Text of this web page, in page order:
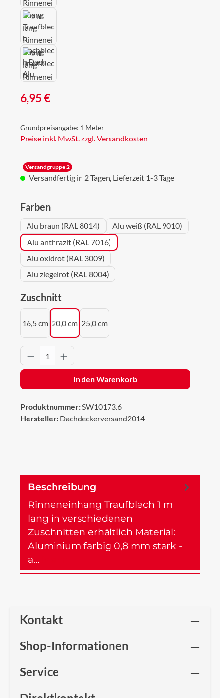
Regulärer Preis:
6,95 €
Grundpreisangabe: 1 Meter
Preise inkl. MwSt. zzgl. Versandkosten
Versandgruppe 2
Versandfertig in 2 Tagen, Lieferzeit 1-3 Tage
Farbenauswählen
Alu braun (RAL 8014)
Alu weiß (RAL 9010)
Alu anthrazit (RAL 7016)
Alu oxidrot (RAL 3009)
Alu ziegelrot (RAL 8004)
Zuschnitt
16,5 cm 20,0 cm 25,0 cm
Produkt Anzahl: Gib den gewünschten
In den Warenkorb
Produktnummer:SW10173.6
Hersteller: Dachdeckerversand2014
Beschreibung
Rinneneinhang Traufblech 1 m
lang in verschiedenen
Zuschnitten erhältlich Material:
Aluminium farbig 0,8 mm stark -
a…
Kontakt
Shop-Informationen
Service